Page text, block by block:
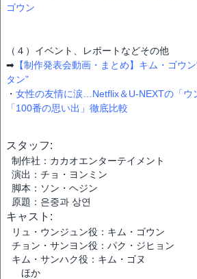
ゴウン
（４）イベント、レポートなどその他
➡ 【制作発表会動画・まとめ】キム・ゴウ
タン”
・ 女性の友情に涙…Netflix＆U-NEXTの「ウ
「100番の思い出」徹底比較
スタッフ:
制作社：カカオエンターテイメント
演出：チョ・ヨンミン
脚本：ソン・ヘジン
原題：은중과 상연
キャスト:
リュ・ウンジュン役：キム・ゴウン
チョン・サンヨン役：パク・ジヒョン
キム・サンハク役：キム・ゴヌ
ほか